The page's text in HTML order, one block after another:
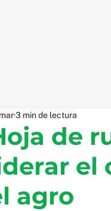
de
el
agro
3 min de lectura